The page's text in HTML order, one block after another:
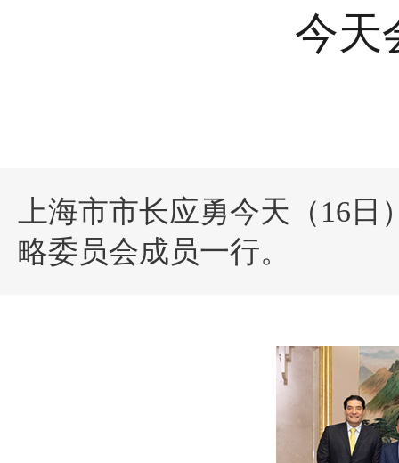
今天
上海市市长应勇今天（16
略委员会成员一行。